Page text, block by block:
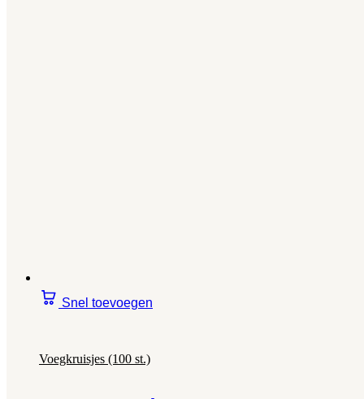
Snel toevoegen
Voegkruisjes (100 st.)